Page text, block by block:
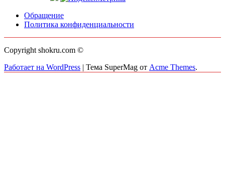
Обращение
Политика конфиденциальности
Copyright shokru.com ©
Работает на WordPress | Тема SuperMag от Acme Themes.